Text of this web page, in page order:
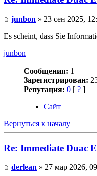
junbon » 23 сен 2025,
Es scheint, dass Sie
junbon
Сообщения: 1
Зарегистрирован:
Репутация: 0 [ ? ]
Сайт
Вернуться к началу
Re: Immediate Duac
derlean » 27 мар 2026,